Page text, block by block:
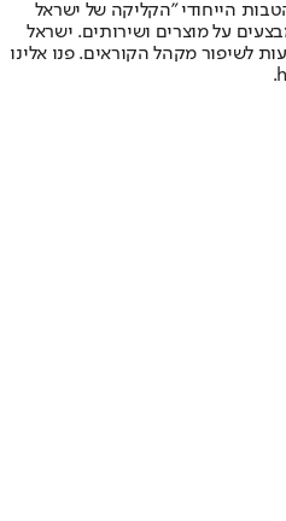
הייחודי "הקליקה של ישראל
על מוצרים ושירותים. ישראל
לשיפור מקהל הקוראים. פנו אלינו